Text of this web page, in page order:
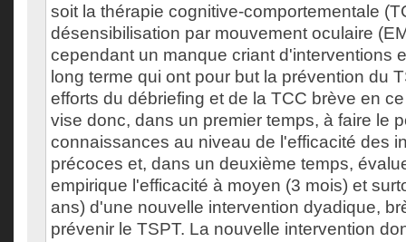
soit la thérapie cognitive-comportementale
désensibilisation par mouvement oculaire
cependant un manque criant d'interventions
long terme qui ont pour but la prévention du
efforts du débriefing et de la TCC brève en
vise donc, dans un premier temps, à faire le
connaissances au niveau de l'efficacité des
précoces et, dans un deuxième temps,
empirique l'efficacité à moyen (3 mois) et
ans) d'une nouvelle intervention dyadique,
prévenir le TSPT. La nouvelle intervention